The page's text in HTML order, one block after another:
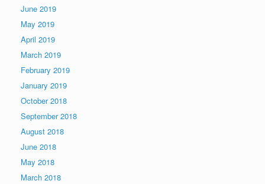
June 2019
May 2019
April 2019
March 2019
February 2019
January 2019
October 2018
September 2018
August 2018
June 2018
May 2018
March 2018